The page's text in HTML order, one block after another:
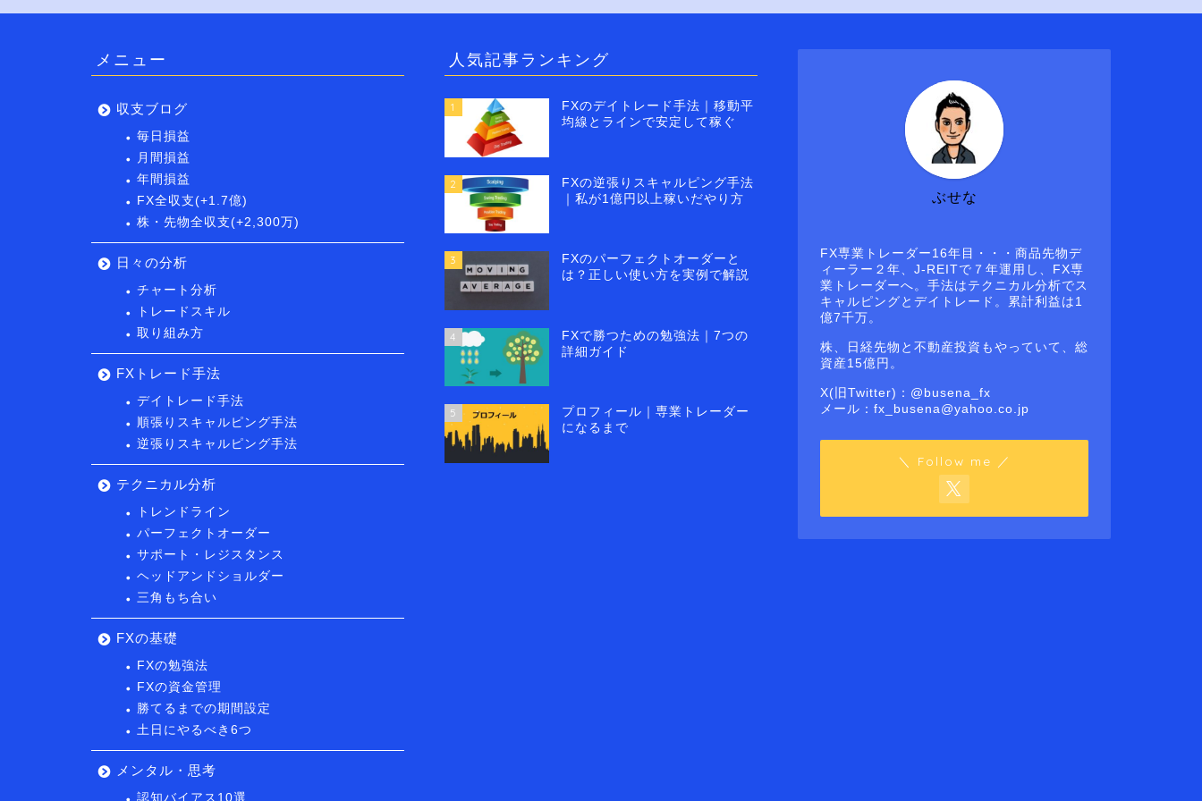
メニュー
収支ブログ
毎日損益
月間損益
年間損益
FX全収支(+1.7億)
株・先物全収支(+2,300万)
日々の分析
チャート分析
トレードスキル
取り組み方
FXトレード手法
デイトレード手法
順張りスキャルピング手法
逆張りスキャルピング手法
テクニカル分析
トレンドライン
パーフェクトオーダー
サポート・レジスタンス
ヘッドアンドショルダー
三角もち合い
FXの基礎
FXの勉強法
FXの資金管理
勝てるまでの期間設定
土日にやるべき6つ
メンタル・思考
認知バイアス10選
人気記事ランキング
1
FXのデイトレード手法｜移動平
均線とラインで安定して稼ぐ
2
FXの逆張りスキャルピング手法
｜私が1億円以上稼いだやり方
3
FXのパーフェクトオーダーと
は？正しい使い方を実例で解説
4
FXで勝つための勉強法｜7つの
詳細ガイド
5
プロフィール｜専業トレーダー
になるまで
ぶせな
FX専業トレーダー16年目・・・商品先物デ
ィーラー２年、J-REITで７年運用し、FX専
業トレーダーへ。手法はテクニカル分析でス
キャルピングとデイトレード。累計利益は1
億7千万。
株、日経先物と不動産投資もやっていて、総
資産15億円。
X(旧Twitter)：@busena_fx
メール：fx_busena@yahoo.co.jp
＼ Follow me ／